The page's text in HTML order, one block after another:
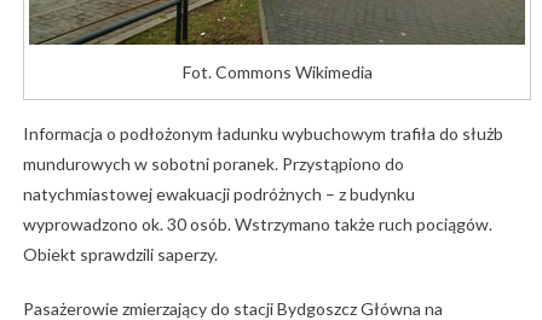
Fot. Commons Wikimedia
Informacja o podłożonym ładunku wybuchowym trafiła do służb
mundurowych w sobotni poranek. Przystąpiono do
natychmiastowej ewakuacji podróżnych – z budynku
wyprowadzono ok. 30 osób. Wstrzymano także ruch pociągów.
Obiekt sprawdzili saperzy.
Pasażerowie zmierzający do stacji Bydgoszcz Główna na